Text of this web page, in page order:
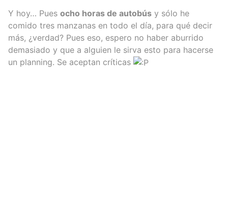
Y hoy… Pues ocho horas de autobús y sólo he
comido tres manzanas en todo el día, para qué decir
más, ¿verdad? Pues eso, espero no haber aburrido
demasiado y que a alguien le sirva esto para hacerse
un planning. Se aceptan críticas